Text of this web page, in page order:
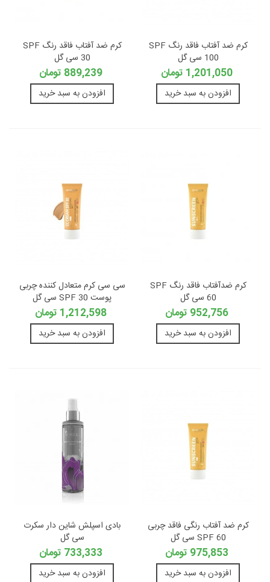
کرم ضد آفتاب فاقد رنگ SPF
100 سی گل
1,201,050 تومان
افزودن به سبد خرید
کرم ضد آفتاب فاقد رنگ SPF
30 سی گل
889,239 تومان
افزودن به سبد خرید
کرم ضدآفتاب فاقد رنگ SPF
60 سی گل
952,756 تومان
افزودن به سبد خرید
سی سی کرم متعادل کننده چربی
پوست SPF 30 سی گل
1,212,598 تومان
افزودن به سبد خرید
کرم ضد آفتاب رنگی فاقد چربی
SPF 60 سی گل
975,853 تومان
افزودن به سبد خرید
بادی اسپلش شاین دار سکرت
سی گل
733,333 تومان
افزودن به سبد خرید